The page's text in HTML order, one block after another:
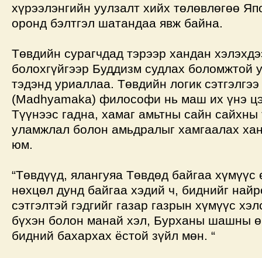
хүрээлэнгийн уулзалт хийх төлөвлөгөө
оронд бэлтгэл шатандаа явж байна.
Төвдийн сурагчдад тэрээр хандан
болохгүйгээр Буддизм судлах боломжтой
тэдэнд уриаллаа. Төвдийн логик
(Madhyamaka) философи нь маш их үнэ
Түүнээс гадна, хамаг амьтны сайн
уламжлал болон амьдралыг хамгаалах
юм.
“Төвдүүд, ялангуяа Төвдөд байгаа
нөхцөл дунд байгаа хэдий ч, биднийг
сэтгэлтэй гэдгийг газар газрын хүмүүс
бүхэн болон манай хэл, Бурханы шашны
бидний бахархах ёстой зүйл мөн. “